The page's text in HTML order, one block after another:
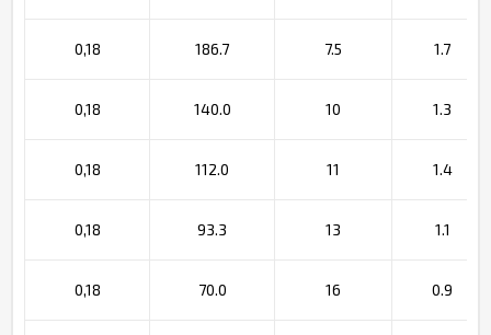
0,18 186.7 7.5 1.7
0,18 140.0 10 1.3
0,18 112.0 11 1.4
0,18 93.3 13 1.1
0,18 70.0 16 0.9